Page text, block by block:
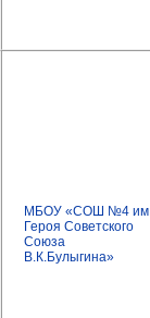
МБОУ «СОШ №4
Героя Советского
Союза
В.К.Булыгина»